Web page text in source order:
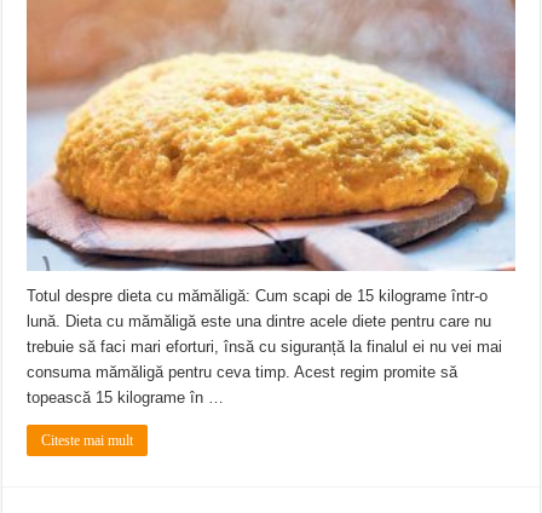
Totul despre dieta cu mămăligă: Cum scapi de 15 kilograme într-o
lună. Dieta cu mămăligă este una dintre acele diete pentru care nu
trebuie să faci mari eforturi, însă cu siguranță la finalul ei nu vei mai
consuma mămăligă pentru ceva timp. Acest regim promite să
topească 15 kilograme în …
Citeste mai mult